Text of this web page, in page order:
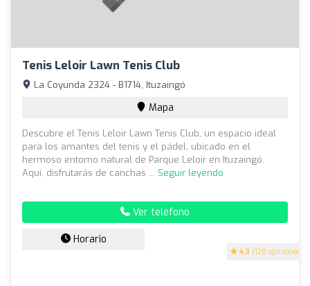
Tenis Leloir Lawn Tenis Club
4.3 (128 opiniones)
La Coyunda 2324 - B1714, Ituzaingó
Mapa
Descubre el Tenis Leloir Lawn Tenis Club, un espacio ideal
para los amantes del tenis y el pádel, ubicado en el
hermoso entorno natural de Parque Leloir en Ituzaingó.
Aquí, disfrutarás de canchas ... Seguir leyendo
Ver teléfono
Horario